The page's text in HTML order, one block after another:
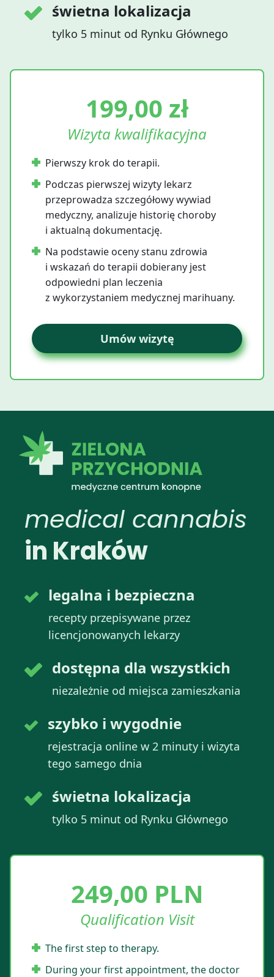
świetna lokalizacja
tylko 5 minut od Rynku Głównego
199,00 zł
Wizyta kwalifikacyjna
Pierwszy krok do terapii.
Podczas pierwszej wizyty lekarz
przeprowadza szczegółowy wywiad
medyczny, analizuje historię choroby
i aktualną dokumentację.
Na podstawie oceny stanu zdrowia
i wskazań do terapii dobierany jest
odpowiedni plan leczenia
z wykorzystaniem medycznej marihuany.
Umów wizytę
medical cannabis
in Kraków
legalna i bezpieczna
recepty przepisywane przez
licencjonowanych lekarzy
dostępna dla wszystkich
niezależnie od miejsca zamieszkania
szybko i wygodnie
rejestracja online w 2 minuty i wizyta
tego samego dnia
świetna lokalizacja
tylko 5 minut od Rynku Głównego
249,00 PLN
Qualification Visit
The first step to therapy.
During your first appointment, the doctor